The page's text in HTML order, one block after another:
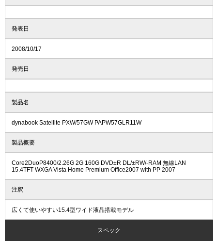
発表日
2008/10/17
発売日
製品名
dynabook Satellite PXW/57GW PAPW57GLR11W
製品概要
Core2DuoP8400/2.26G 2G 160G DVD±R DL/±RW/-RAM 無線LAN
15.4TFT WXGA Vista Home Premium Office2007 with PP 2007
注釈
広くて使いやすい15.4型ワイド液晶搭載モデル
スペック